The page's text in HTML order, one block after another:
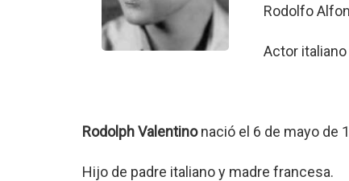
Rodolfo
Actor italiano
Rodolph Valentinonació el 6 de mayo de
Hijo de padre italiano y madre francesa.